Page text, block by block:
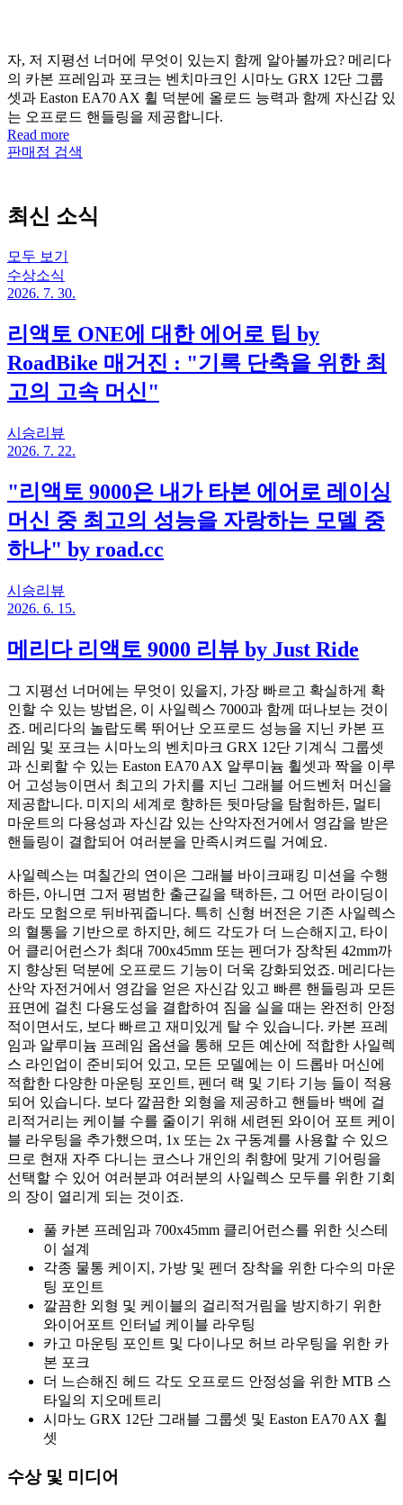
자, 저 지평선 너머에 무엇이 있는지 함께 알아볼까요? 메리다
의 카본 프레임과 포크는 벤치마크인 시마노 GRX 12단 그룹
셋과 Easton EA70 AX 휠 덕분에 올로드 능력과 함께 자신감 있
는 오프로드 핸들링을 제공합니다.
Read more
판매점 검색
최신 소식
모두 보기
수상소식
2026. 7. 30.
리액토 ONE에 대한 에어로 팁 by
RoadBike 매거진 : "기록 단축을 위한 최
고의 고속 머신"
시승리뷰
2026. 7. 22.
"리액토 9000은 내가 타본 에어로 레이싱
머신 중 최고의 성능을 자랑하는 모델 중
하나" by road.cc
시승리뷰
2026. 6. 15.
메리다 리액토 9000 리뷰 by Just Ride
그 지평선 너머에는 무엇이 있을지, 가장 빠르고 확실하게 확
인할 수 있는 방법은, 이 사일렉스 7000과 함께 떠나보는 것이
죠. 메리다의 놀랍도록 뛰어난 오프로드 성능을 지닌 카본 프
레임 및 포크는 시마노의 벤치마크 GRX 12단 기계식 그룹셋
과 신뢰할 수 있는 Easton EA70 AX 알루미늄 휠셋과 짝을 이루
어 고성능이면서 최고의 가치를 지닌 그래블 어드벤처 머신을
제공합니다. 미지의 세계로 향하든 뒷마당을 탐험하든, 멀티
마운트의 다용성과 자신감 있는 산악자전거에서 영감을 받은
핸들링이 결합되어 여러분을 만족시켜드릴 거예요.
사일렉스는 며칠간의 연이은 그래블 바이크패킹 미션을 수행
하든, 아니면 그저 평범한 출근길을 택하든, 그 어떤 라이딩이
라도 모험으로 뒤바꿔줍니다. 특히 신형 버전은 기존 사일렉스
의 혈통을 기반으로 하지만, 헤드 각도가 더 느슨해지고, 타이
어 클리어런스가 최대 700x45mm 또는 펜더가 장착된 42mm까
지 향상된 덕분에 오프로드 기능이 더욱 강화되었죠. 메리다는
산악 자전거에서 영감을 얻은 자신감 있고 빠른 핸들링과 모든
표면에 걸친 다용도성을 결합하여 짐을 실을 때는 완전히 안정
적이면서도, 보다 빠르고 재미있게 탈 수 있습니다. 카본 프레
임과 알루미늄 프레임 옵션을 통해 모든 예산에 적합한 사일렉
스 라인업이 준비되어 있고, 모든 모델에는 이 드롭바 머신에
적합한 다양한 마운팅 포인트, 펜더 랙 및 기타 기능 들이 적용
되어 있습니다. 보다 깔끔한 외형을 제공하고 핸들바 백에 걸
리적거리는 케이블 수를 줄이기 위해 세련된 와이어 포트 케이
블 라우팅을 추가했으며, 1x 또는 2x 구동계를 사용할 수 있으
므로 현재 자주 다니는 코스나 개인의 취향에 맞게 기어링을
선택할 수 있어 여러분과 여러분의 사일렉스 모두를 위한 기회
의 장이 열리게 되는 것이죠.
풀 카본 프레임과 700x45mm 클리어런스를 위한 싯스테
이 설계
각종 물통 케이지, 가방 및 펜더 장착을 위한 다수의 마운
팅 포인트
깔끔한 외형 및 케이블의 걸리적거림을 방지하기 위한
와이어포트 인터널 케이블 라우팅
카고 마운팅 포인트 및 다이나모 허브 라우팅을 위한 카
본 포크
더 느슨해진 헤드 각도 오프로드 안정성을 위한 MTB 스
타일의 지오메트리
시마노 GRX 12단 그래블 그룹셋 및 Easton EA70 AX 휠
셋
수상 및 미디어